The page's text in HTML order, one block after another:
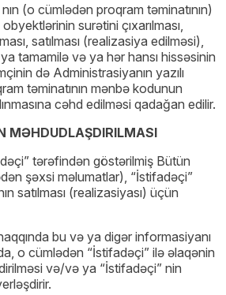
(o cümlədən proqram təminatının)
surətini çıxarılması,
satılması (realizasiya edilməsi),
tamamilə və ya hər hansı hissəsinin
də Administrasiyanın yazılı
təminatının mənbə kodunun
cəhd edilməsi qadağan edilir.
MƏHDUDLAŞDIRILMASI
tərəfindən göstərilmiş Bütün
şəxsi məlumatlar), “İstifadəçi”
satılması (realizasiyası) üçün
bu və ya digər informasiyanı
o cümlədən “İstifadəçi” ilə əlaqənin
və/və ya “İstifadəçi” nin